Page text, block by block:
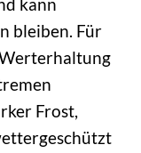
kann
bleiben. Für
Frost,